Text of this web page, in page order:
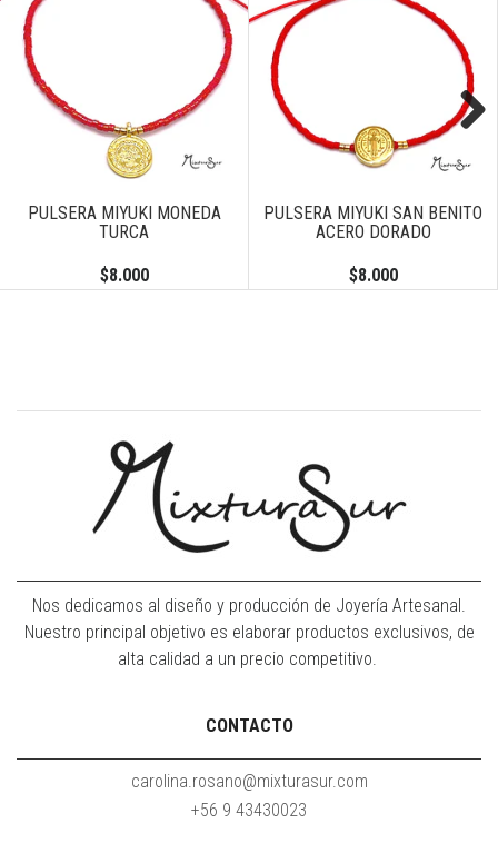
PULSERA MIYUKI MONEDA
TURCA
$8.000
PULSERA MIYUKI SAN BENITO
ACERO DORADO
$8.000
Next
Nos dedicamos al diseño y producción de Joyería Artesanal.
Nuestro principal objetivo es elaborar productos exclusivos, de
alta calidad a un precio competitivo.
CONTACTO
carolina.rosano@mixturasur.com
+56 9 43430023